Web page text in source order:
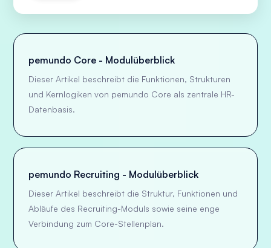
pemundo Core - Modulüberblick
Dieser Artikel beschreibt die Funktionen, Strukturen
und Kernlogiken von pemundo Core als zentrale HR-
Datenbasis.
pemundo Recruiting - Modulüberblick
Dieser Artikel beschreibt die Struktur, Funktionen und
Abläufe des Recruiting-Moduls sowie seine enge
Verbindung zum Core-Stellenplan.